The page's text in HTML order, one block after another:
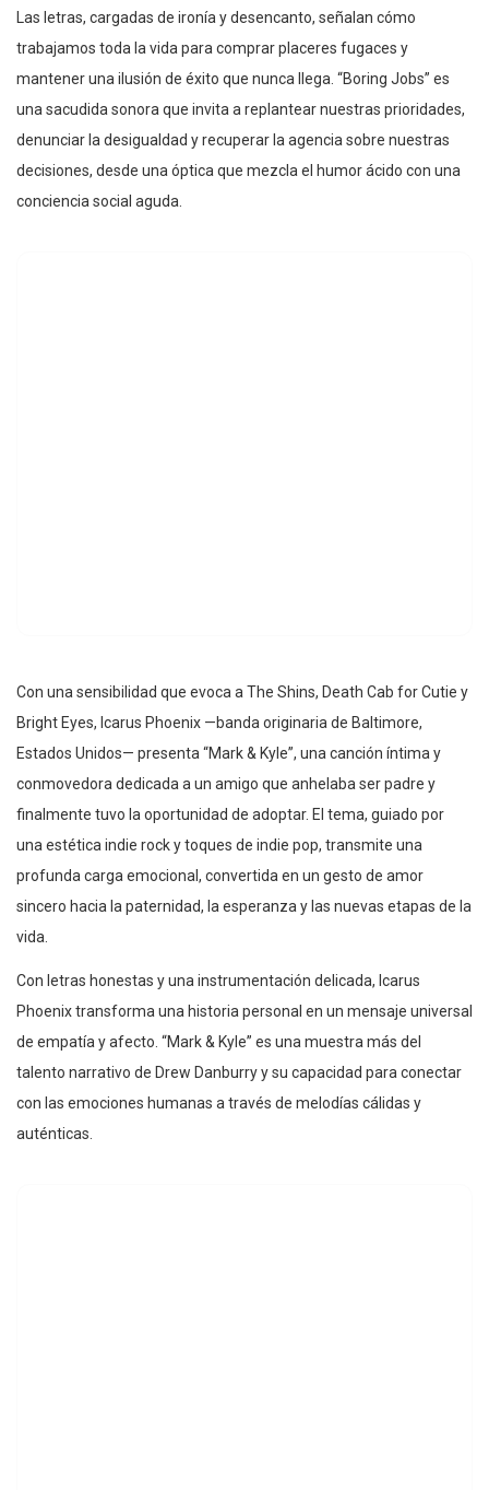
Las letras, cargadas de ironía y desencanto, señalan cómo
trabajamos toda la vida para comprar placeres fugaces y
mantener una ilusión de éxito que nunca llega. “Boring Jobs” es
una sacudida sonora que invita a replantear nuestras prioridades,
denunciar la desigualdad y recuperar la agencia sobre nuestras
decisiones, desde una óptica que mezcla el humor ácido con una
conciencia social aguda.
Con una sensibilidad que evoca a The Shins, Death Cab for Cutie y
Bright Eyes, Icarus Phoenix —banda originaria de Baltimore,
Estados Unidos— presenta “Mark & Kyle”, una canción íntima y
conmovedora dedicada a un amigo que anhelaba ser padre y
finalmente tuvo la oportunidad de adoptar. El tema, guiado por
una estética indie rock y toques de indie pop, transmite una
profunda carga emocional, convertida en un gesto de amor
sincero hacia la paternidad, la esperanza y las nuevas etapas de la
vida.
Con letras honestas y una instrumentación delicada, Icarus
Phoenix transforma una historia personal en un mensaje universal
de empatía y afecto. “Mark & Kyle” es una muestra más del
talento narrativo de Drew Danburry y su capacidad para conectar
con las emociones humanas a través de melodías cálidas y
auténticas.